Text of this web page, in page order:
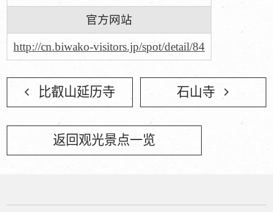
官方网站
http://cn.biwako-visitors.jp/spot/detail/84
比叡山延历寺 石山寺
返回观光景点一览